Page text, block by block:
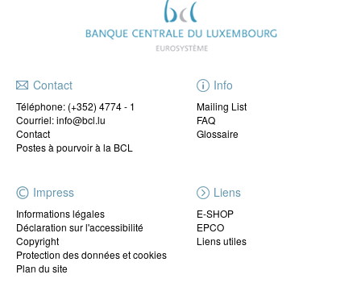
Contact
Téléphone: (+352) 4774 - 1
Courriel: info@bcl.lu
Contact
Postes à pourvoir à la BCL
Info
Mailing List
FAQ
Glossaire
Impress
Informations légales
Déclaration sur l'accessibilité
Copyright
Protection des données et cookies
Plan du site
Liens
E-SHOP
EPCO
Liens utiles